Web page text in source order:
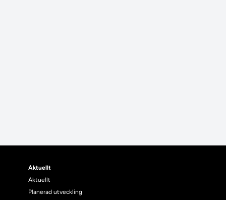
Aktuellt
Aktuellt
Planerad utveckling